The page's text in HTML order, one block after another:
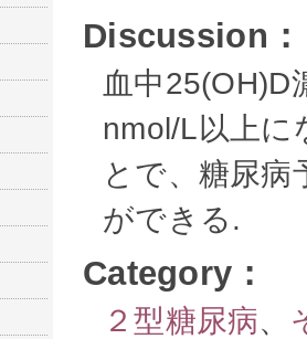
Discussion：
血中
nmol/L以上に
とで、糖尿
ができる.
Category：
２型糖尿病、